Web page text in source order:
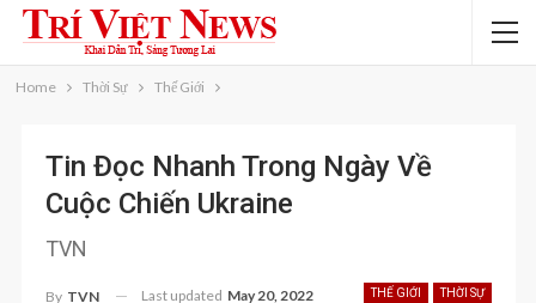
Home Thời Sự Thế Giới
Tin Đọc Nhanh Trong Ngày Về
Cuộc Chiến Ukraine
TVN
THẾ GIỚI THỜI SỰ
By TVN Last updated May 20, 2022